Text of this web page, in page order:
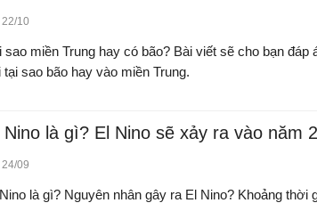
22/10
sao miền Trung hay có bão? Bài viết sẽ cho bạn đáp
tại sao bão hay vào miền Trung.
Nino là gì? El Nino sẽ xảy ra vào năm
24/09
là gì? Nguyên nhân gây ra El Nino? Khoảng thời